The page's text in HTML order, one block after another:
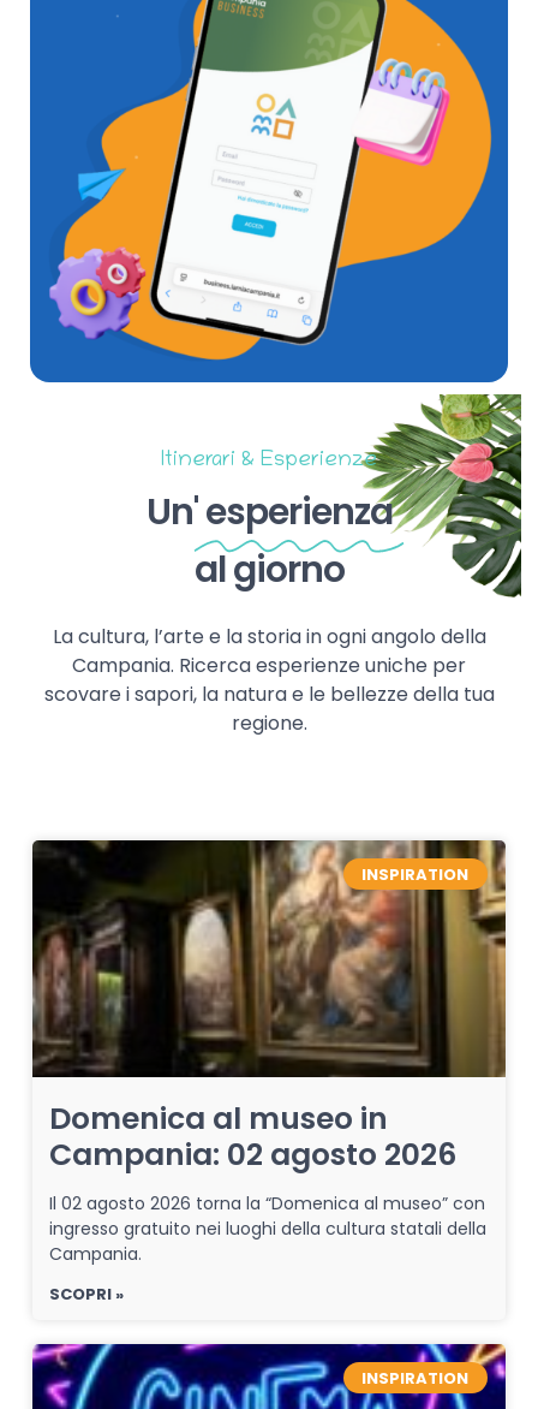
Itinerari & Esperienze
Un'esperienza
al giorno
La cultura, l’arte e la storia in ogni angolo della
Campania. Ricerca esperienze uniche per
scovare i sapori, la natura e le bellezze della tua
regione.
INSPIRATION
Domenica al museo in
Campania: 02 agosto 2026
Il 02 agosto 2026 torna la “Domenica al museo” con
ingresso gratuito nei luoghi della cultura statali della
Campania.
SCOPRI »
INSPIRATION